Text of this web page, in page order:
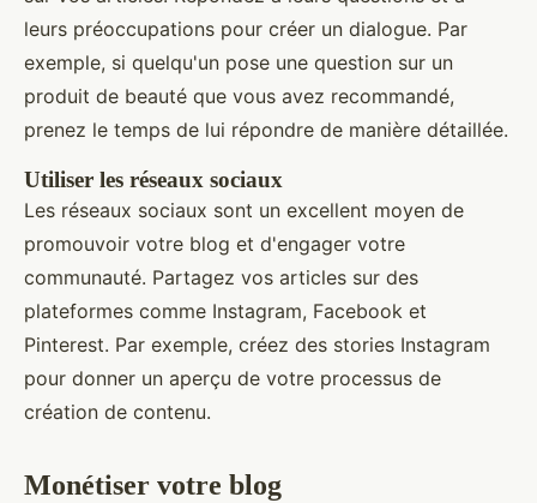
leurs préoccupations pour créer un dialogue. Par
exemple, si quelqu'un pose une question sur un
produit de beauté que vous avez recommandé,
prenez le temps de lui répondre de manière détaillée.
Utiliser les réseaux sociaux
Les réseaux sociaux sont un excellent moyen de
promouvoir votre blog et d'engager votre
communauté. Partagez vos articles sur des
plateformes comme Instagram, Facebook et
Pinterest. Par exemple, créez des stories Instagram
pour donner un aperçu de votre processus de
création de contenu.
Monétiser votre blog